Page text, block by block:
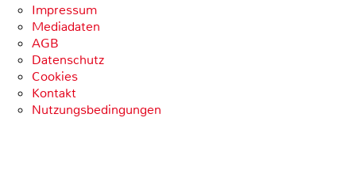
Impressum
Mediadaten
AGB
Datenschutz
Cookies
Kontakt
Nutzungsbedingungen